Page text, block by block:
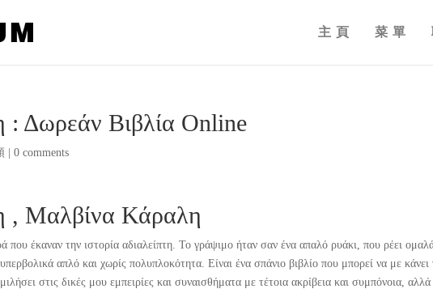
主頁 菜單
: Δωρεάν Βιβλία Online
|0 comments
, Μαλβίνα Κάραλη
που έκαναν την ιστορία αδιαλείπτη. Το γράψιμο ήταν σαν ένα απαλό ρυάκι, που ρέει
απλό και χωρίς πολυπλοκότητα. Είναι ένα σπάνιο βιβλίο που μπορεί να με κάνει
στις δικές μου εμπειρίες και συναισθήματα με τέτοια ακρίβεια και συμπόνοια, αλλά